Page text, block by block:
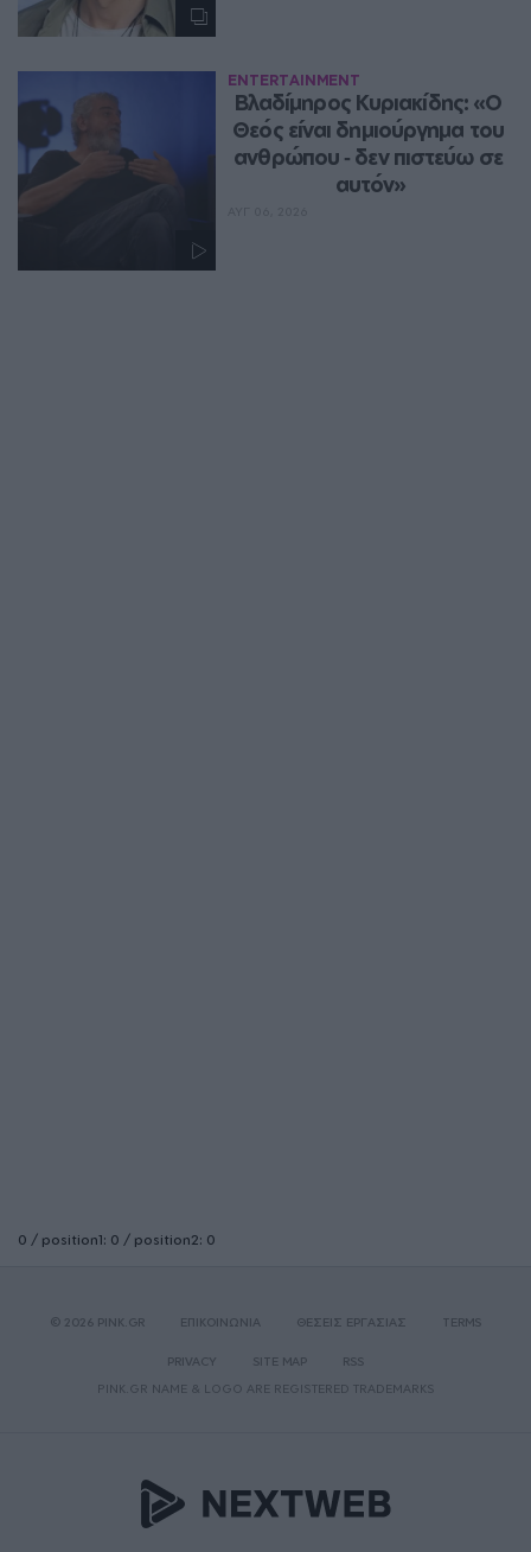
ENTERTAINMENT
Βλαδίμηρος Κυριακίδης: «Ο
Θεός είναι δημιούργημα του
ανθρώπου ‑ δεν πιστεύω σε
αυτόν»
0 / position1: 0 / position2: 0
© 2026 PINK.GR ΕΠΙΚΟΙΝΩΝΙΑ ΘΕΣΕΙΣ ΕΡΓΑΣΙΑΣ TERMS
PRIVACY SITE MAP
RSS
PINK.GR NAME & LOGO ARE REGISTERED TRADEMARKS